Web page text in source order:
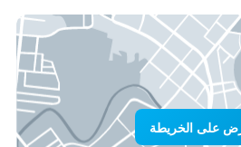
على الخريطة